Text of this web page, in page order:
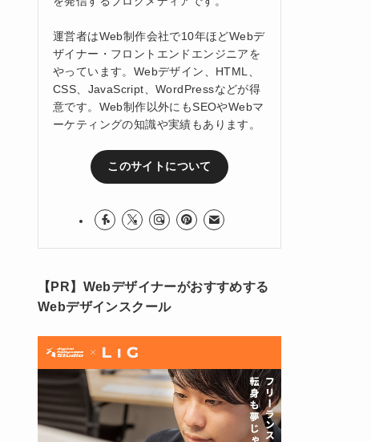
運営者はWeb制作会社で10年ほどWebデ
ザイナー・フロントエンドエンジニアを
やっています。Webデザイン、HTML、
CSS、JavaScript、WordPressなどが得
意です。Web制作以外にもSEOやWebマ
ーケティングの知識や実績もあります。
このサイトについて
【PR】Webデザイナーがおすすめする
Webデザインスクール